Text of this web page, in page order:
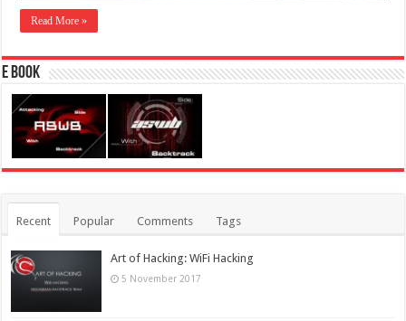
Read More »
E Book
Recent Popular Comments Tags
Art of Hacking: WiFi Hacking
5 November 2017